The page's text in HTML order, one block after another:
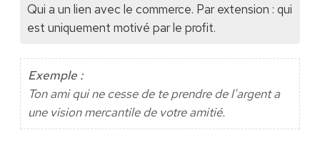
Qui a un lien avec le commerce. Par extension : qui
est uniquement motivé par le profit.
Exemple :
Ton ami qui ne cesse de te prendre de l'argent a
une vision mercantile de votre amitié.